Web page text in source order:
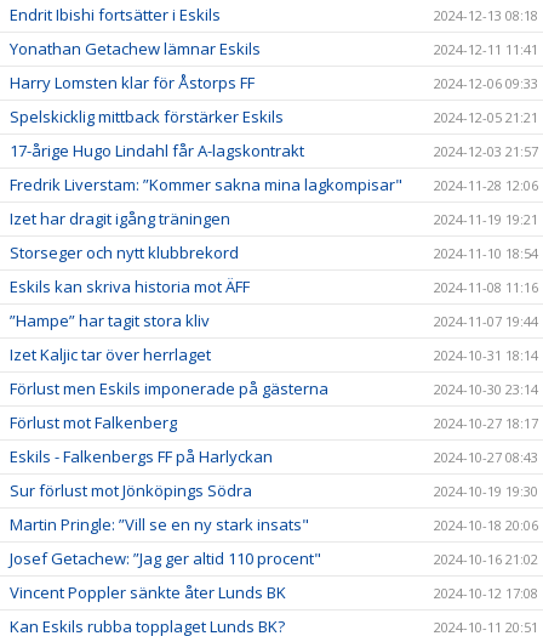
Endrit Ibishi fortsätter i Eskils 2024-12-13 08:18
Yonathan Getachew lämnar Eskils 2024-12-11 11:41
Harry Lomsten klar för Åstorps FF 2024-12-06 09:33
Spelskicklig mittback förstärker Eskils 2024-12-05 21:21
17-årige Hugo Lindahl får A-lagskontrakt 2024-12-03 21:57
Fredrik Liverstam: ”Kommer sakna mina lagkompisar" 2024-11-28 12:06
Izet har dragit igång träningen 2024-11-19 19:21
Storseger och nytt klubbrekord 2024-11-10 18:54
Eskils kan skriva historia mot ÄFF 2024-11-08 11:16
”Hampe” har tagit stora kliv 2024-11-07 19:44
Izet Kaljic tar över herrlaget 2024-10-31 18:14
Förlust men Eskils imponerade på gästerna 2024-10-30 23:14
Förlust mot Falkenberg 2024-10-27 18:17
Eskils - Falkenbergs FF på Harlyckan 2024-10-27 08:43
Sur förlust mot Jönköpings Södra 2024-10-19 19:30
Martin Pringle: ”Vill se en ny stark insats" 2024-10-18 20:06
Josef Getachew: ”Jag ger altid 110 procent" 2024-10-16 21:02
Vincent Poppler sänkte åter Lunds BK 2024-10-12 17:08
Kan Eskils rubba topplaget Lunds BK? 2024-10-11 20:51